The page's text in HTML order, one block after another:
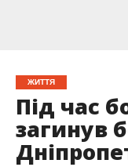
ЖИТТЯ
Під час
загинув